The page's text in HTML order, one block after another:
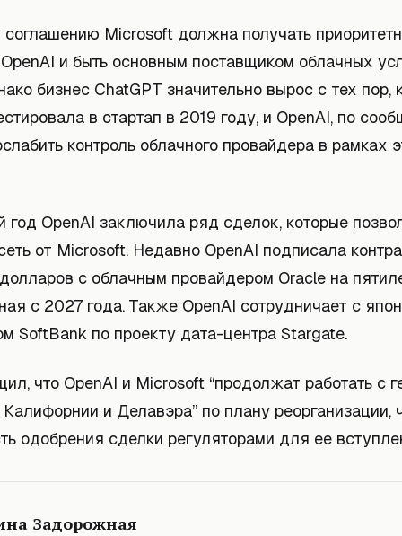
Microsoft должна получать
и быть основным поставщиком облачных
бизнес ChatGPT значительно вырос с тех пор,
в стартап в 2019 году, и OpenAI, по
контроль облачного провайдера в рамках
год OpenAI заключила ряд сделок, которые
от Microsoft. Недавно OpenAI подписала
с облачным провайдером Oracle на
с 2027 года. Также OpenAI сотрудничает с
SoftBank по проекту дата-центра Stargate.
что OpenAI и Microsoft “продолжат работать с
и Делавэра” по плану реорганизации,
одобрения сделки регуляторами для ее
Задорожная